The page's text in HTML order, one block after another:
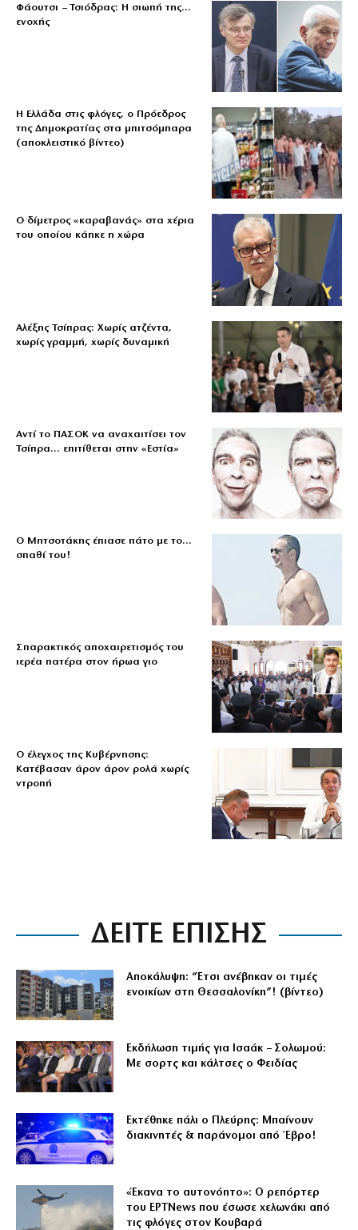
Φάουτσι – Τσιόδρας: Η σιωπή της…
ενοχής
Η Ελλάδα στις φλόγες, ο Πρόεδρος
της Δημοκρατίας στα μπιτσόμπαρα
(αποκλειστικό βίντεο)
Ο δίμετρος «καραβανάς» στα χέρια
του οποίου κάηκε η χώρα
Αλέξης Τσίπρας: Χωρίς ατζέντα,
χωρίς γραμμή, χωρίς δυναμική
Αντί το ΠΑΣΟΚ να αναχαιτίσει τον
Τσίπρα… επιτίθεται στην «Εστία»
Ο Μητσοτάκης έπιασε πάτο με το…
σπαθί του!
Σπαρακτικός αποχαιρετισμός του
ιερέα πατέρα στον ήρωα γιο
Ο έλεγχος της Κυβέρνησης:
Κατέβασαν άρον άρον ρολά χωρίς
ντροπή
ΔΕΙΤΕ ΕΠΙΣΗΣ
Αποκάλυψη: “Έτσι ανέβηκαν οι τιμές
ενοικίων στη Θεσσαλονίκη”! (βίντεο)
Εκδήλωση τιμής για Ισαάκ – Σολωμού:
Με σορτς και κάλτσες ο Φειδίας
Εκτέθηκε πάλι ο Πλεύρης: Μπαίνουν
διακινητές & παράνομοι από Έβρο!
«Έκανα το αυτονόητο»: Ο ρεπόρτερ
του ΕΡΤNews που έσωσε χελωνάκι από
τις φλόγες στον Κουβαρά